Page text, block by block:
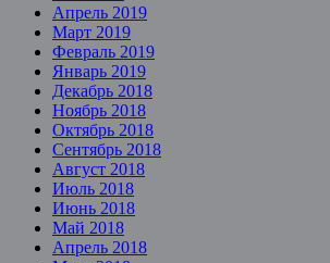
Апрель 2019
Март 2019
Февраль 2019
Январь 2019
Декабрь 2018
Ноябрь 2018
Октябрь 2018
Сентябрь 2018
Август 2018
Июль 2018
Июнь 2018
Май 2018
Апрель 2018